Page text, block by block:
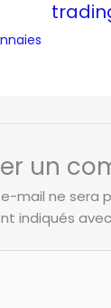
un
mail ne sera
indiqués avec